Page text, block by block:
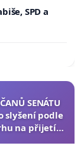
SPD a
SENÁTU
slyšení podle
na přijetí